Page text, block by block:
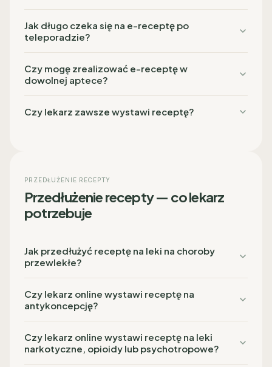
Jak długo czeka się na e-receptę po
teleporadzie?
Czy mogę zrealizować e-receptę w
dowolnej aptece?
Czy lekarz zawsze wystawi receptę?
PRZEDŁUŻENIE RECEPTY
Przedłużenie recepty — co lekarz
potrzebuje
Jak przedłużyć receptę na leki na choroby
przewlekłe?
Czy lekarz online wystawi receptę na
antykoncepcję?
Czy lekarz online wystawi receptę na leki
narkotyczne, opioidy lub psychotropowe?